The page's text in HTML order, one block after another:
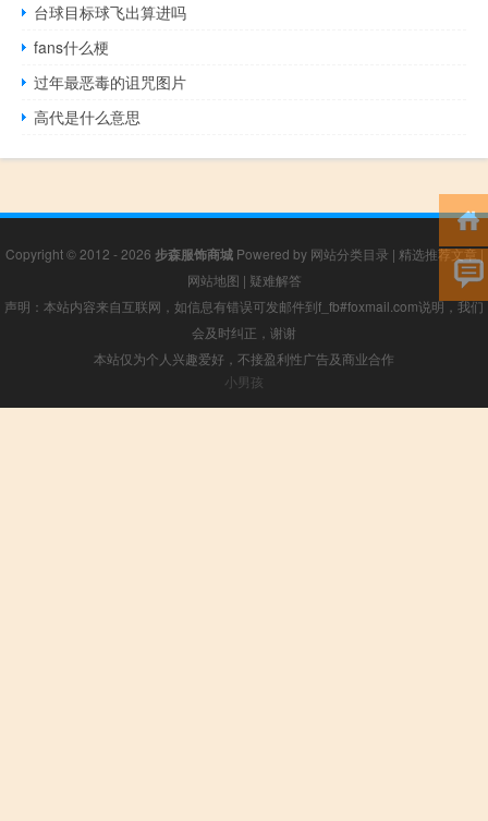
台球目标球飞出算进吗
fans什么梗
过年最恶毒的诅咒图片
高代是什么意思
Copyright © 2012 - 2026 步森服饰商城Powered by 网站分类目录 | 精选推荐文章|
网站地图 | 疑难解答
声明：本站内容来自互联网，如信息有错误可发邮件到f_fb#foxmail.com说明，我们
会及时纠正，谢谢
本站仅为个人兴趣爱好，不接盈利性广告及商业合作
小男孩